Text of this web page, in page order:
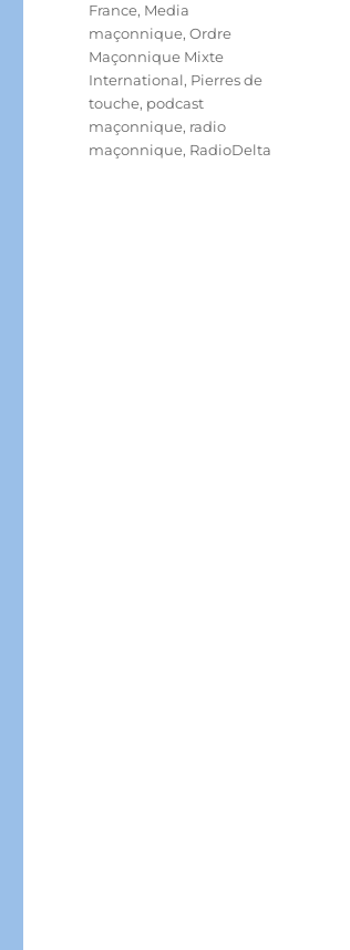
France, Media
maçonnique,Ordre
Maçonnique Mixte
International, Pierres de
touche, podcast
maçonnique, radio
maçonnique, RadioDelta